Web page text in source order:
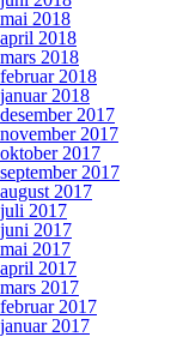
mai 2018
april 2018
mars 2018
februar 2018
januar 2018
desember 2017
november 2017
oktober 2017
september 2017
august 2017
juli 2017
juni 2017
mai 2017
april 2017
mars 2017
februar 2017
januar 2017